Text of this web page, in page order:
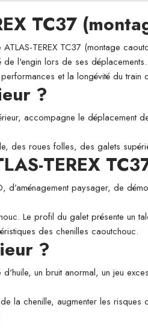
TC37
TEREX TC37 (montage
l'engin lors de ses déplacements.
et la longévité du train
?
accompagne le
des roues folles, des galets
TEREX
paysager, de
Le profil du galet présente
des chenilles caoutchouc.
?
un bruit anormal, un jeu
la chenille, augmenter les